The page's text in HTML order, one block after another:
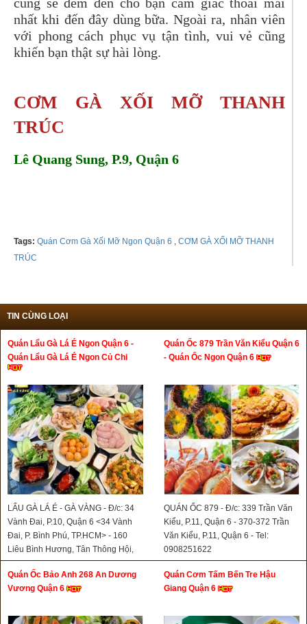
nhất khi đến đây dùng bữa. Ngoài ra, nhân viên
với phong cách phục vụ tận tình, vui vẻ cũng
khiến bạn thật sự hài lòng.
CƠM GÀ XỐI MỠ THANH
TRÚC
Lê Quang Sung, P.9, Quận 6
Tags: Quán Cơm Gà Xối Mỡ Ngon Quận 6
CƠM GÀ XỐI MỠ THANH
TRÚC
TIN CÙNG LOẠI
Quán Lẩu Gà Lá É Ngon Quận 6 -
Quán Lẩu Gà Lá É Ngon Củ Chi
LẨU GÀ LÁ É - GÀ VÀNG - Đ/c: 34
Vành Đai, P.10, Quận 6 <34 Vành
Đai, P. Bình Phú, TP.HCM> - 160
Liêu Bình Hương, Tân Thông Hội,
Củ Chi - Hotline: 0393159109 -
0899872235
Quán Ốc 879 Trần Văn Kiểu Quận 6
- Quán Ốc Ngon Quận 6
QUÁN ỐC 879 - Đ/c: 339 Trần Văn
Kiểu, P.11, Quận 6 - 370-372 Trần
Văn Kiểu, P.11, Quận 6 - Tel:
0908251622
Quán Ốc Bảo Anh 268 An Dương
Vương Quận 6
Quán Cơm Tấm Bến Tre Hậu
Giang Quận 6